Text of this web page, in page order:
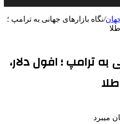
/نگاه بازارهای جهانی به ترامپ ؛
به ترامپ ؛ افول دلار،